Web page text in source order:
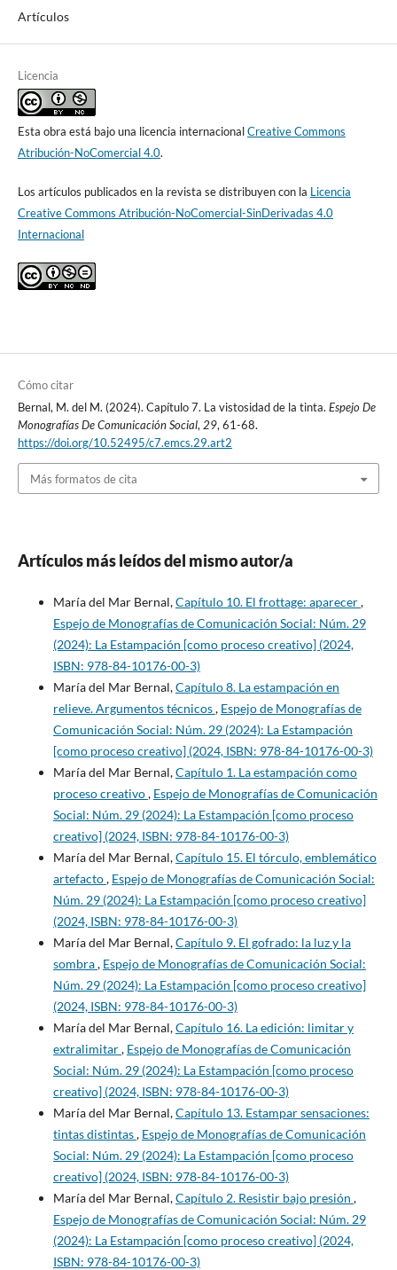
Artículos
Licencia
Esta obra está bajo una licencia internacionalCreative Commons
Atribución-NoComercial 4.0.
Los artículos publicados en la revista se distribuyen con la Licencia
Creative Commons Atribución-NoComercial-SinDerivadas 4.0
Internacional
Cómo citar
Bernal, M. del M. (2024). Capítulo 7. La vistosidad de la tinta. Espejo De
Monografías De Comunicación Social,29, 61-68.
https://doi.org/10.52495/c7.emcs.29.art2
Más formatos de cita
Artículos más leídos del mismo autor/a
María del Mar Bernal,Capítulo 10. El frottage: aparecer,
Espejo de Monografías de Comunicación Social: Núm. 29
(2024): La Estampación [como proceso creativo] (2024,
ISBN: 978-84-10176-00-3)
María del Mar Bernal,Capítulo 8. La estampación en
relieve. Argumentos técnicos, Espejo de Monografías de
Comunicación Social: Núm. 29 (2024): La Estampación
[como proceso creativo] (2024, ISBN: 978-84-10176-00-3)
María del Mar Bernal,Capítulo 1. La estampación como
proceso creativo, Espejo de Monografías de Comunicación
Social: Núm. 29 (2024): La Estampación [como proceso
creativo] (2024, ISBN: 978-84-10176-00-3)
María del Mar Bernal,Capítulo 15. El tórculo, emblemático
artefacto, Espejo de Monografías de Comunicación Social:
Núm. 29 (2024): La Estampación [como proceso creativo]
(2024, ISBN: 978-84-10176-00-3)
María del Mar Bernal,Capítulo 9. El gofrado: la luz y la
sombra, Espejo de Monografías de Comunicación Social:
Núm. 29 (2024): La Estampación [como proceso creativo]
(2024, ISBN: 978-84-10176-00-3)
María del Mar Bernal,Capítulo 16. La edición: limitar y
extralimitar, Espejo de Monografías de Comunicación
Social: Núm. 29 (2024): La Estampación [como proceso
creativo] (2024, ISBN: 978-84-10176-00-3)
María del Mar Bernal,Capítulo 13. Estampar sensaciones:
tintas distintas, Espejo de Monografías de Comunicación
Social: Núm. 29 (2024): La Estampación [como proceso
creativo] (2024, ISBN: 978-84-10176-00-3)
María del Mar Bernal,Capítulo 2. Resistir bajo presión ,
Espejo de Monografías de Comunicación Social: Núm. 29
(2024): La Estampación [como proceso creativo] (2024,
ISBN: 978-84-10176-00-3)